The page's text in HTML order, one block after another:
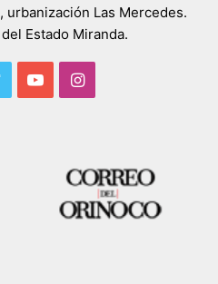
Las Mercedes.
Estado Miranda.
TwitterYouTubeInstagram